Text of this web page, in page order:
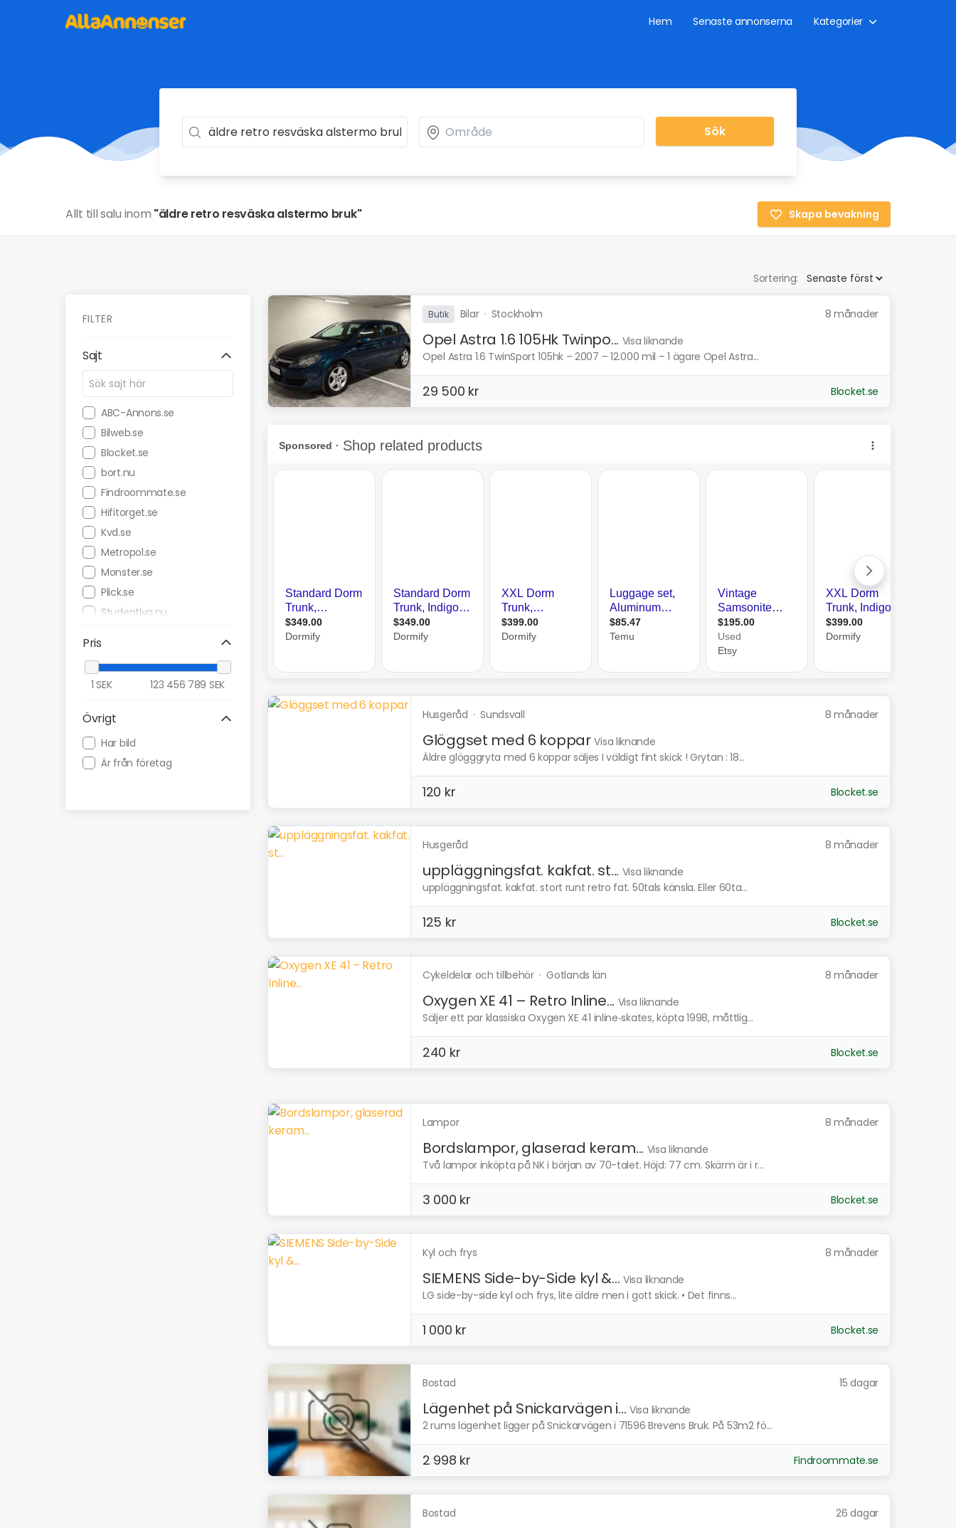
Hem Senaste annonserna Kategorier
Sök
Allt till salu inom "äldre retro resväska alstermo bruk" Skapa bevakning
Sortering:
FILTER
Sajt
ABC-Annons.se
Bilweb.se
Blocket.se
bort.nu
Findroommate.se
Hifitorget.se
Kvd.se
Metropol.se
Monster.se
Plick.se
Studentlya.nu
Pris
1 SEK 123 456 789 SEK
Övrigt
Har bild
Är från företag
Butik Bilar· Stockholm 8 månader
Opel Astra 1.6 105Hk Twinpo... Visa liknande
Opel Astra 1.6 TwinSport 105hk – 2007 – 12.000 mil – 1 ägare Opel Astra...
29 500 kr Blocket.se
Husgeråd ·Sundsvall 8 månader
Glöggset med 6 koppar Visa liknande
Äldre glögggryta med 6 koppar säljes I väldigt fint skick ! Grytan : 18...
120 kr Blocket.se
Husgeråd 8 månader
uppläggningsfat. kakfat. st... Visa liknande
uppläggningsfat. kakfat. stort runt retro fat. 50tals känsla. Eller 60ta...
125 kr Blocket.se
Cykeldelar och tillbehör·Gotlands län 8 månader
Oxygen XE 41 – Retro Inline... Visa liknande
Säljer ett par klassiska Oxygen XE 41 inline‑skates, köpta 1998, måttlig...
240 kr Blocket.se
Lampor 8 månader
Bordslampor, glaserad keram... Visa liknande
Två lampor inköpta på NK i början av 70-talet. Höjd: 77 cm. Skärm är i r...
3 000 kr Blocket.se
Kyl och frys 8 månader
SIEMENS Side-by-Side kyl &... Visa liknande
LG side-by-side kyl och frys, lite äldre men i gott skick. • Det finns...
1 000 kr Blocket.se
Bostad 15 dagar
Lägenhet på Snickarvägen i... Visa liknande
2 rums lägenhet ligger på Snickarvägen i 71596 Brevens Bruk. På 53m2 fö...
2 998 kr Findroommate.se
Bostad 26 dagar